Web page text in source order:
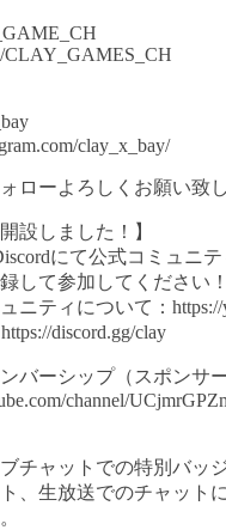
CLAY_GAMES_CH
clay_x_bay/
ローよろしくお願い致し
設しました！】
にて公式コミュニ
して参加してください
ニティについて：https://
discord.gg/clay
バーシップ（スポンサ
channel/
チャットでの特別バッ
、生放送でのチャット